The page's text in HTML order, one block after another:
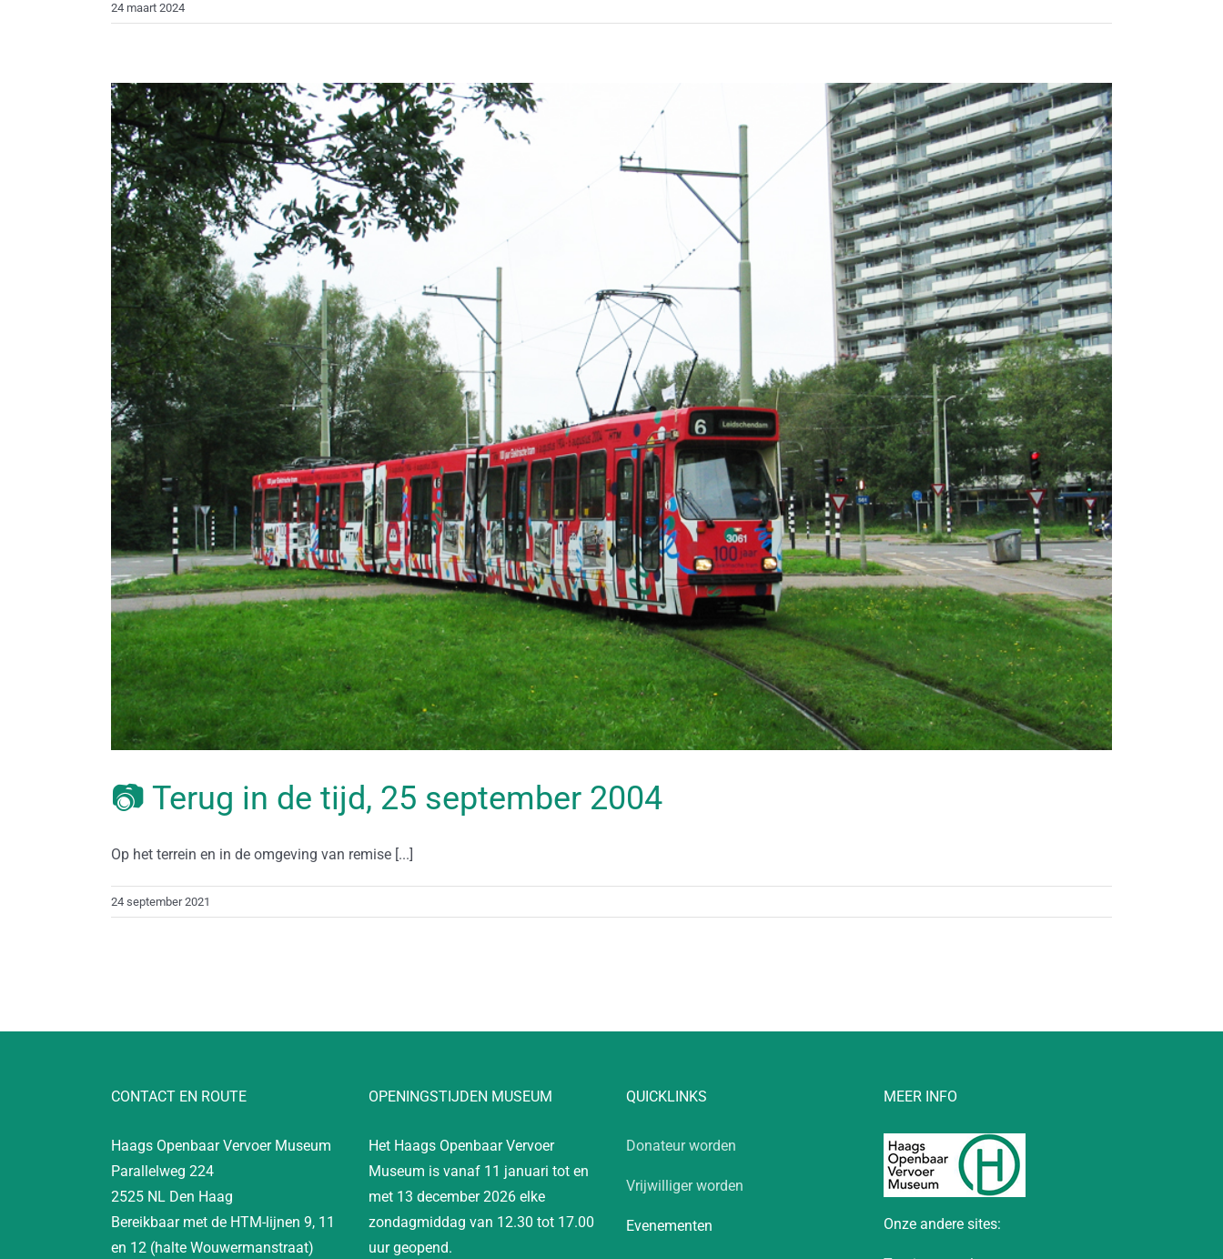
24 maart 2024
📷 Terug in de tijd, 25 september 2004
Op het terrein en in de omgeving van remise [...]
24 september 2021
CONTACT EN ROUTE
Haags Openbaar Vervoer Museum
Parallelweg 224
2525 NL Den Haag
Bereikbaar met de HTM-lijnen 9, 11
en 12 (halte Wouwermanstraat)
OPENINGSTIJDEN MUSEUM
Het Haags Openbaar Vervoer
Museum is vanaf 11 januari tot en
met 13 december 2026 elke
zondagmiddag van 12.30 tot 17.00
uur geopend.
QUICKLINKS
Donateur worden
Vrijwilliger worden
Evenementen
MEER INFO
Onze andere sites: